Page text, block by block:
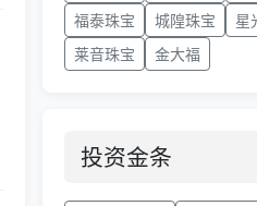
福泰珠宝
城隍珠宝 星
莱音珠宝
金大福
投资金条